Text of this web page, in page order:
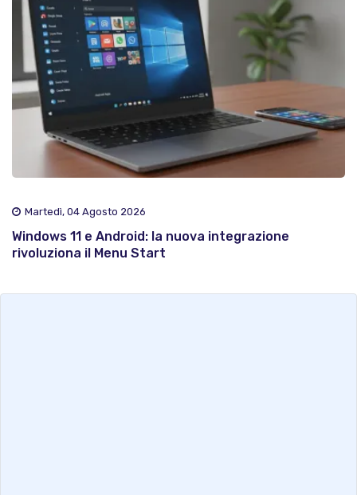
Martedì, 04 Agosto 2026
Windows 11 e Android: la nuova integrazione
rivoluziona il Menu Start